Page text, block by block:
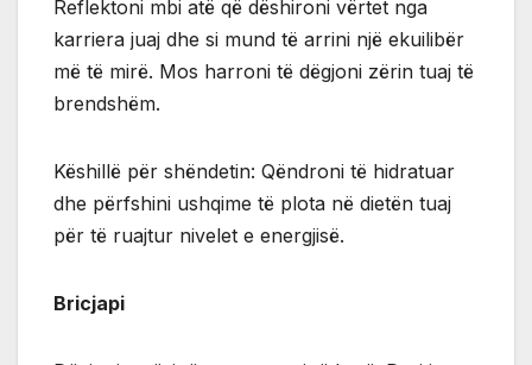
Reflektoni mbi atë që dëshironi vërtet nga
karriera juaj dhe si mund të arrini një ekuilibër
më të mirë. Mos harroni të dëgjoni zërin tuaj të
brendshëm.
Këshillë për shëndetin: Qëndroni të hidratuar
dhe përfshini ushqime të plota në dietën tuaj
për të ruajtur nivelet e energjisë.
Bricjapi